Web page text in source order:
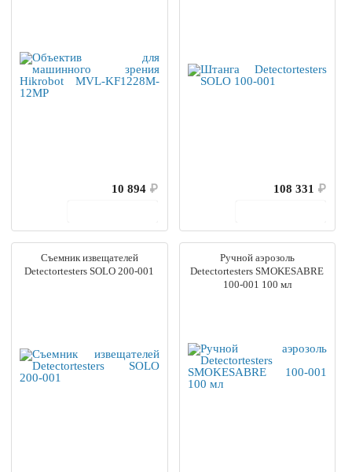
10 894 ₽
108 331 ₽
Съемник извещателей
Detectortesters SOLO 200-001
Ручной аэрозоль
Detectortesters SMOKESABRE
100-001 100 мл